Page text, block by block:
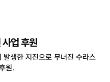
업 후원
발생한 지진으로 무너진 수라스
원.